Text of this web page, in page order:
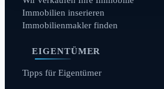
Immobilien inserieren
Immobilienmakler finden
EIGENTÜMER
Tipps für Eigentümer